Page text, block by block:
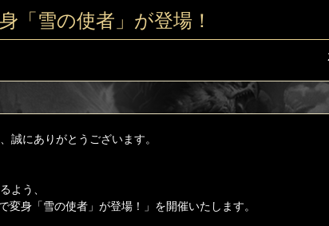
「雪の使者」が登場！
誠にありがとうございます。
よう、
変身「雪の使者」が登場！」を開催いたします。